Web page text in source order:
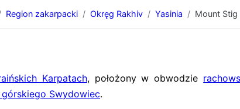
Region zakarpacki Okręg Rakhiv Yasinia Mount
Karpatach, położony w obwodzie
górskiego Swydowiec.